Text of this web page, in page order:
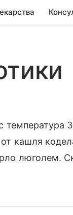
температура
кашля
люголем.